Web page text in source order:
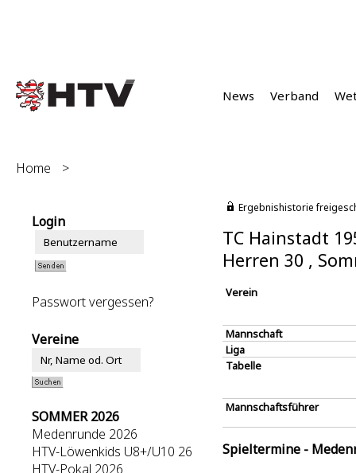
News Verband
Home >
Login
Passwort vergessen?
Vereine
SOMMER 2026
Medenrunde 2026
HTV-Löwenkids U8+/U10 26
HTV-Pokal 2026
Ergebnishistorie
TC Hainstadt
Herren 30 ,
Verein
Mannschaft
Liga
Tabelle
Mannschaftsführer
Spieltermine -